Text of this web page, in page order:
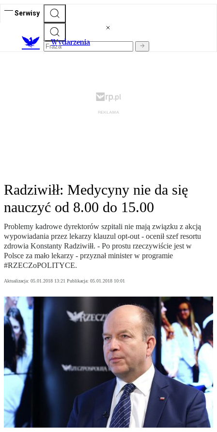
Serwisy
Wydarzenia
Radziwiłł: Medycyny nie da się
nauczyć od 8.00 do 15.00
Problemy kadrowe dyrektorów szpitali nie mają związku z akcją
wypowiadania przez lekarzy klauzul opt-out - ocenił szef resortu
zdrowia Konstanty Radziwiłł. - Po prostu rzeczywiście jest w
Polsce za mało lekarzy - przyznał minister w programie
#RZECZoPOLITYCE.
Aktualizacja: 05.01.2018 13:21 Publikacja: 05.01.2018 10:01